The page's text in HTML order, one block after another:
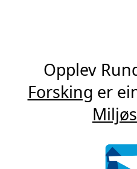
Opplev
Forsking er